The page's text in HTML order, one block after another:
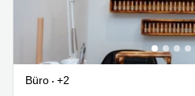
Büro
+2